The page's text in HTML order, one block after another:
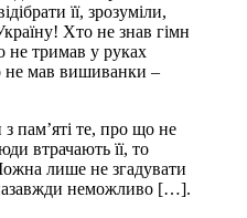
її, зрозуміли,
Хто не знав гімн
не тримав у руках
не мав вишиванки –
пам’яті те, про що не
втрачають її, то
лише не згадувати
назавжди неможливо […].